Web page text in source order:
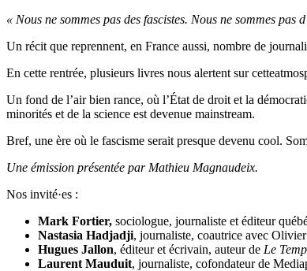
« Nous ne sommes pas des fascistes. Nous ne sommes pas
Un récit que reprennent, en France aussi, nombre de
En cette rentrée, plusieurs livres nous alertent sur
Un fond de l’air bien rance, où l’État de droit et la
minorités et de la science est devenue mainstream.
Bref, une ère où le fascisme serait presque devenu cool.
Une émission présentée par Mathieu Magnaudeix.
Nos invité·es :
Mark Fortier, sociologue, journaliste et éditeur
Nastasia Hadjadji, journaliste, coautrice avec
Hugues Jallon, éditeur et écrivain, auteur de Le
Laurent Mauduit, journaliste, cofondateur de